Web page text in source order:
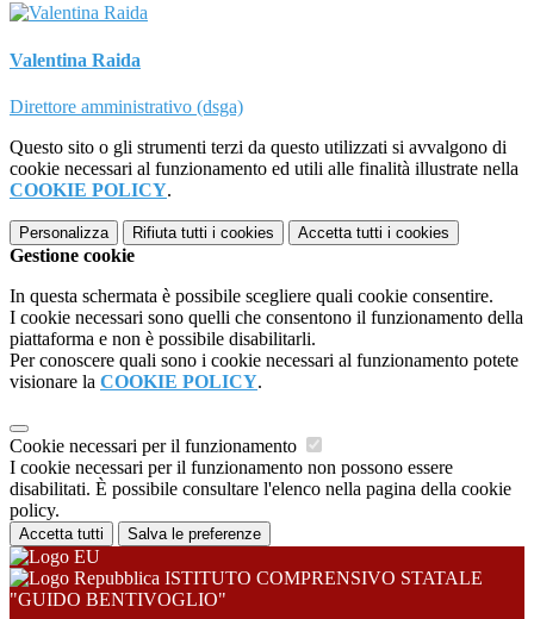
Valentina Raida
Direttore amministrativo (dsga)
Questo sito o gli strumenti terzi da questo utilizzati si avvalgono di
cookie necessari al funzionamento ed utili alle finalità illustrate nella
COOKIE POLICY.
Personalizza Rifiuta tutti i cookies Accetta tutti i cookies
Gestione cookie
In questa schermata è possibile scegliere quali cookie consentire.
I cookie necessari sono quelli che consentono il funzionamento della
piattaforma e non è possibile disabilitarli.
Per conoscere quali sono i cookie necessari al funzionamento potete
visionare la COOKIE POLICY.
Cookie necessari per il funzionamento
I cookie necessari per il funzionamento non possono essere
disabilitati. È possibile consultare l'elenco nella pagina della cookie
policy.
Accetta tutti Salva le preferenze
ISTITUTO COMPRENSIVO STATALE
"GUIDO BENTIVOGLIO"